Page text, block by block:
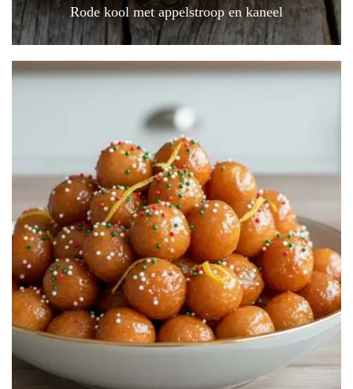
Rode kool met appelstroop en kaneel